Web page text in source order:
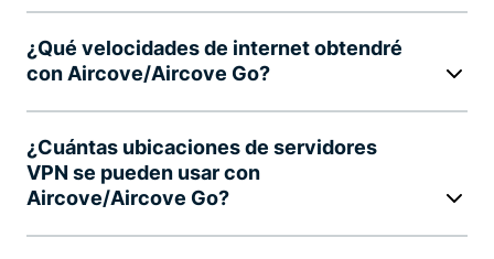
¿Qué velocidades de internet obtendré
con Aircove/Aircove Go?
¿Cuántas ubicaciones de servidores
VPN se pueden usar con
Aircove/Aircove Go?